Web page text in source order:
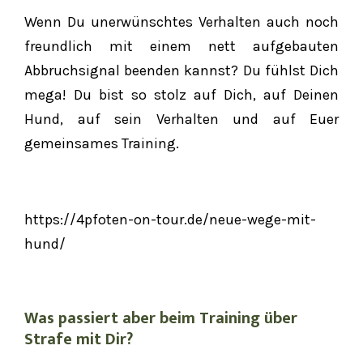
Wenn Du unerwünschtes Verhalten auch noch
freundlich mit einem nett aufgebauten
Abbruchsignal beenden kannst? Du fühlst Dich
mega! Du bist so stolz auf Dich, auf Deinen
Hund, auf sein Verhalten und auf Euer
gemeinsames Training.
https://4pfoten-on-tour.de/neue-wege-mit-
hund/
Was passiert aber beim Training über
Strafe mit Dir?